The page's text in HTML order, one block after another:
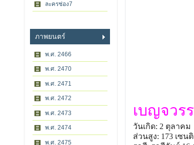
ละครช่อง7
ภาพยนตร์
พ.ศ. 2466
พ.ศ. 2470
พ.ศ. 2471
พ.ศ. 2472
พ.ศ. 2473
พ.ศ. 2474
พ.ศ. 2475
เบญจวร
วันเกิด: 2 ตุลาคม
ส่วนสูง: 173 เซน